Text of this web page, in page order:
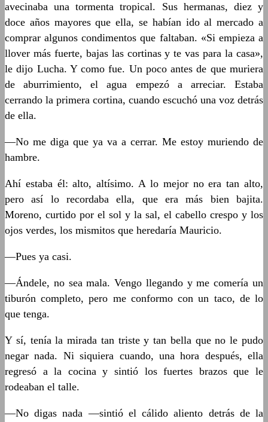
avecinaba una tormenta tropical. Sus hermanas, diez y
doce años mayores que ella, se habían ido al mercado a
comprar algunos condimentos que faltaban. «Si empieza a
llover más fuerte, bajas las cortinas y te vas para la casa»,
le dijo Lucha. Y como fue. Un poco antes de que muriera
de aburrimiento, el agua empezó a arreciar. Estaba
cerrando la primera cortina, cuando escuchó una voz detrás
de ella.
—No me diga que ya va a cerrar. Me estoy muriendo de
hambre.
Ahí estaba él: alto, altísimo. A lo mejor no era tan alto,
pero así lo recordaba ella, que era más bien bajita.
Moreno, curtido por el sol y la sal, el cabello crespo y los
ojos verdes, los mismitos que heredaría Mauricio.
—Pues ya casi.
—Ándele, no sea mala. Vengo llegando y me comería un
tiburón completo, pero me conformo con un taco, de lo
que tenga.
Y sí, tenía la mirada tan triste y tan bella que no le pudo
negar nada. Ni siquiera cuando, una hora después, ella
regresó a la cocina y sintió los fuertes brazos que le
rodeaban el talle.
—No digas nada —sintió el cálido aliento detrás de la